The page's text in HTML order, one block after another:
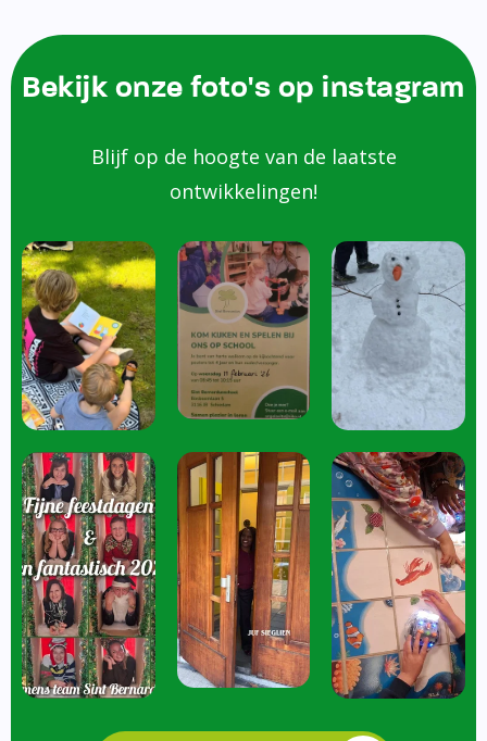
Bekijk onze foto's op instagram
Blijf op de hoogte van de laatste
ontwikkelingen!